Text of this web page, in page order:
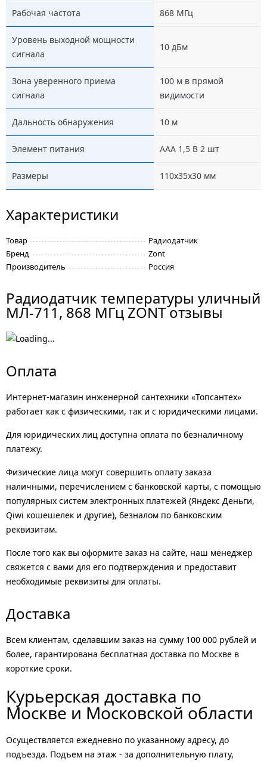
Рабочая частота 868 МГц
Уровень выходной мощности
сигнала
10 дБм
Зона уверенного приема
сигнала
100 м в прямой
видимости
Дальность обнаружения 10 м
Элемент питания ААА 1,5 В 2 шт
Размеры 110х35х30 мм
Характеристики
Товар
Радиодатчик
Бренд
Zont
Производитель
Россия
Радиодатчик температуры уличный
МЛ-711, 868 МГц ZONT отзывы
Оплата
Интернет-магазин инженерной сантехники «Топсантех»
работает как с физическими, так и с юридическими лицами.
Для юридических лиц доступна оплата по безналичному
платежу.
Физические лица могут совершить оплату заказа
наличными, перечислением с банковской карты, с помощью
популярных систем электронных платежей (Яндекс Деньги,
Qiwi кошешелек и другие), безналом по банковским
реквизитам.
После того как вы оформите заказ на сайте, наш менеджер
свяжется с вами для его подтверждения и предоставит
необходимые реквизиты для оплаты.
Доставка
Всем клиентам, сделавшим заказ на сумму 100 000 рублей и
более, гарантирована бесплатная доставка по Москве в
короткие сроки.
Курьерская доставка по
Москве и Московской области
Осуществляется ежедневно по указанному адресу, до
подъезда. Подъем на этаж - за дополнительную плату,